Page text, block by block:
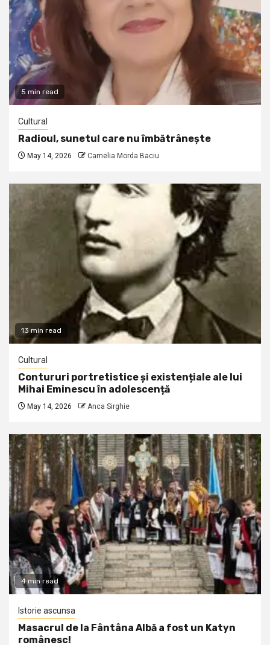
5 min read
Cultural
Radioul, sunetul care nu îmbătrânește
May 14, 2026 Camelia Morda Baciu
13 min read
Cultural
Contururi portretistice și existențiale ale lui
Mihai Eminescu în adolescență
May 14, 2026 Anca Sirghie
4 min read
Istorie ascunsa
Masacrul de la Fântâna Albă a fost un Katyn
românesc!